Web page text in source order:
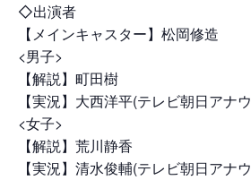
◇出演者
【メインキャスター】松岡修造
<男子>
【解説】町田樹
【実況】大西洋平(テレビ朝日アナ
<女子>
【解説】荒川静香
【実況】清水俊輔(テレビ朝日アナ